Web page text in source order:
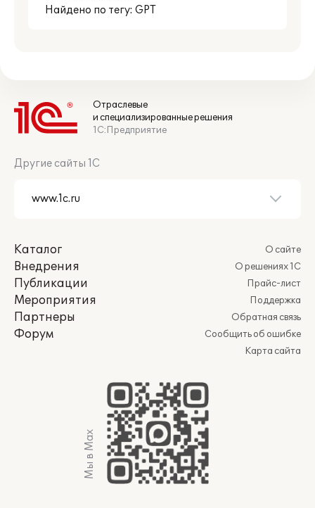
Найдено по тегу: GPT
Отраслевые
и специализированные решения
1С:Предприятие
Другие сайты 1С
Каталог
Внедрения
Публикации
Мероприятия
Партнеры
Форум
О сайте
О решениях 1С
Прайс-лист
Поддержка
Обратная связь
Сообщить об ошибке
Карта сайта
Мы в Max